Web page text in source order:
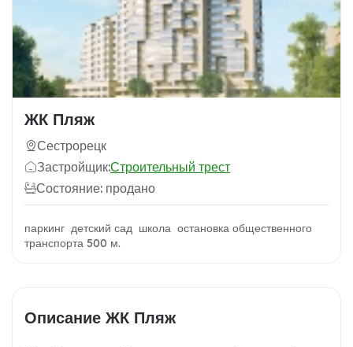
ЖК Пляж
Сестрорецк
Застройщик:Строительный трест
Состояние: продано
паркинг детский сад школа остановка общественного
транспорта 500 м.
Описание ЖК Пляж